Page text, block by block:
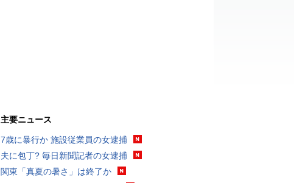
主要ニュース
7歳に暴行か 施設従業員の女逮捕
夫に包丁? 毎日新聞記者の女逮捕
関東「真夏の暑さ」は終了か